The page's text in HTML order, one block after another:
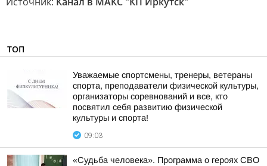
ТОП
Уважаемые спортсмены, тренеры, ветераны
спорта, преподаватели физической культуры,
организаторы соревнований и все, кто
посвятил себя развитию физической
культуры и спорта!
09:03
«Судьба человека». Программа о героях СВО